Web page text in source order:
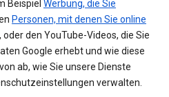
Beispiel Werbung, die Sie
Personen, mit denen Sie online
, oder den YouTube-Videos, die Sie
Google erhebt und wie diese
ab, wie Sie unsere Dienste
verwalten.